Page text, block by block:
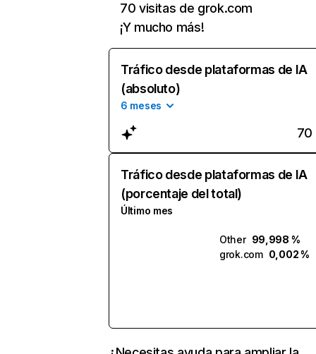
70 visitas de grok.com
¡Y mucho más!
Tráfico desde plataformas de IA
(absoluto)
6 meses
70
Tráfico desde plataformas de IA
(porcentaje del total)
Último mes
Other 99,998 %
grok.com 0,002 %